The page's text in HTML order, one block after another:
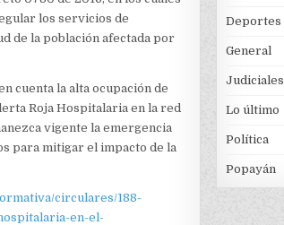
los servicios de
de la población afectada por
cuenta la alta ocupación de
Roja Hospitalaria en la red
vigente la emergencia
para mitigar el impacto de la
circulares/188-
en-el-
Deportes
General
Judiciales
Lo último
Política
Popayán